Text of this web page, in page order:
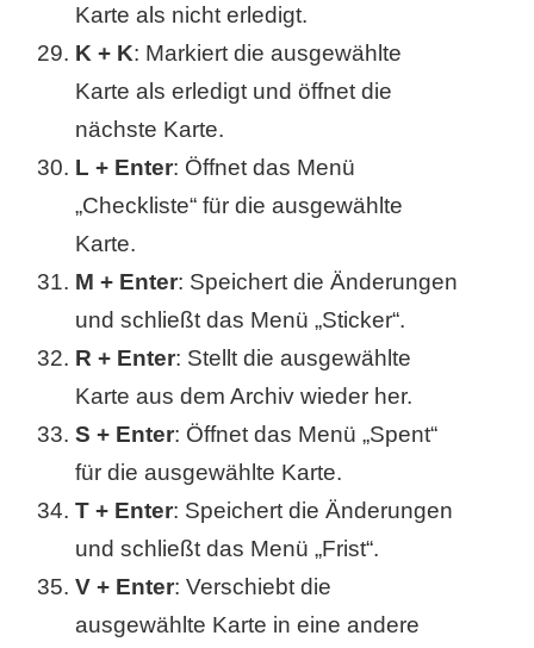
Karte als nicht erledigt.
K + K: Markiert die ausgewählte
Karte als erledigt und öffnet die
nächste Karte.
L + Enter: Öffnet das Menü
„Checkliste“ für die ausgewählte
Karte.
M + Enter: Speichert die Änderungen
und schließt das Menü „Sticker“.
R + Enter: Stellt die ausgewählte
Karte aus dem Archiv wieder her.
S + Enter: Öffnet das Menü „Spent“
für die ausgewählte Karte.
T + Enter: Speichert die Änderungen
und schließt das Menü „Frist“.
V + Enter: Verschiebt die
ausgewählte Karte in eine andere